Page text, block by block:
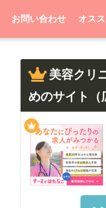
お問い合わせ オス
美容クリ
めのサイト（